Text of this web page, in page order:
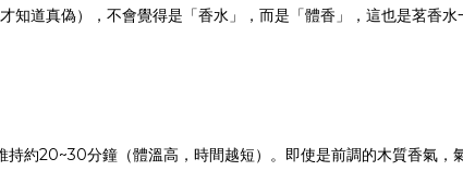
道真偽），不會覺得是「香水」，而是「體香」，這也是茗香
約20~30分鐘（體溫高，時間越短）。即使是前調的木質香氣，